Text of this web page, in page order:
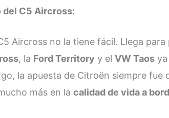
del C5 Aircross:
Aircross no la tiene fácil. Llega
, la Ford Territory y el VW Taos
la apuesta de Citroën siempre
más en la calidad de vida a